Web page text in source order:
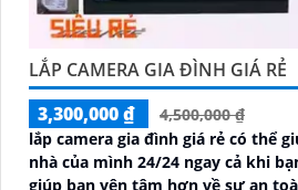
LẮP CAMERA GIA ĐÌNH GIÁ RẺ
3,300,000 ₫
4,500,000 ₫
lắp camera gia đình giá rẻ có thể
nhà của mình 24/24 ngay cả khi
giúp bạn yên tâm hơn về sự an